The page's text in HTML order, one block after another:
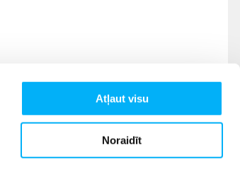
Atļaut visu
Noraidīt